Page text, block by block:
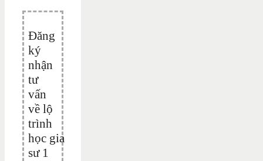
Đăng
ký
nhận
tư
vấn
về lộ
trình
học gia
sư 1